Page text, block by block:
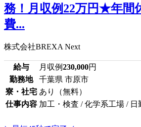
務！月収例22万円★年間
費...
株式会社BREXA Next
給与 月収例230,000円
勤務地
千葉県 市原市
寮・社宅 あり（無料）
仕事内容 加工・検査 / 化学系工場 / 日